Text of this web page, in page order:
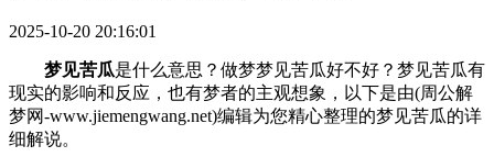
2025-10-20 20:16:01
梦见苦瓜是什么意思？做梦梦见苦瓜好不好？梦见苦瓜有
现实的影响和反应，也有梦者的主观想象，以下是由(周公解
梦网-www.jiemengwang.net)编辑为您精心整理的梦见苦瓜的详
细解说。